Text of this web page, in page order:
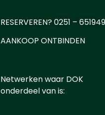
RESERVEREN? 0251 – 651949
AANKOOP ONTBINDEN
Netwerken waar DOK
onderdeel van is: